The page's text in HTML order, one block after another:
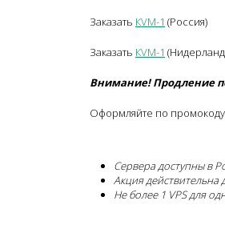
Заказать КVM-1 (Россия)
Заказать КVM-1
Внимание! Продление
Оформляйте по
Сервера доступны в
Акция действительна
Не более 1 VPS для